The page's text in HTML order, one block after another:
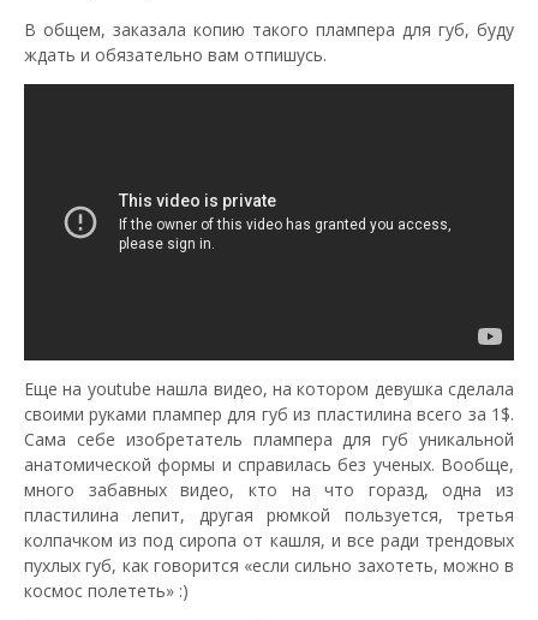
В общем, заказала копию такого плампера для губ, буду
ждать и обязательно вам отпишусь.
Еще на youtube нашла видео, на котором девушка сделала
своими руками плампер для губ из пластилина всего за 1$.
Сама себе изобретатель плампера для губ уникальной
анатомической формы и справилась без ученых. Вообще,
много забавных видео, кто на что горазд, одна из
пластилина лепит, другая рюмкой пользуется, третья
колпачком из под сиропа от кашля, и все ради трендовых
пухлых губ, как говорится «если сильно захотеть, можно в
космос полететь» :)